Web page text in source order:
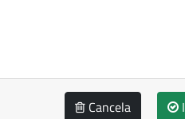
Cancela